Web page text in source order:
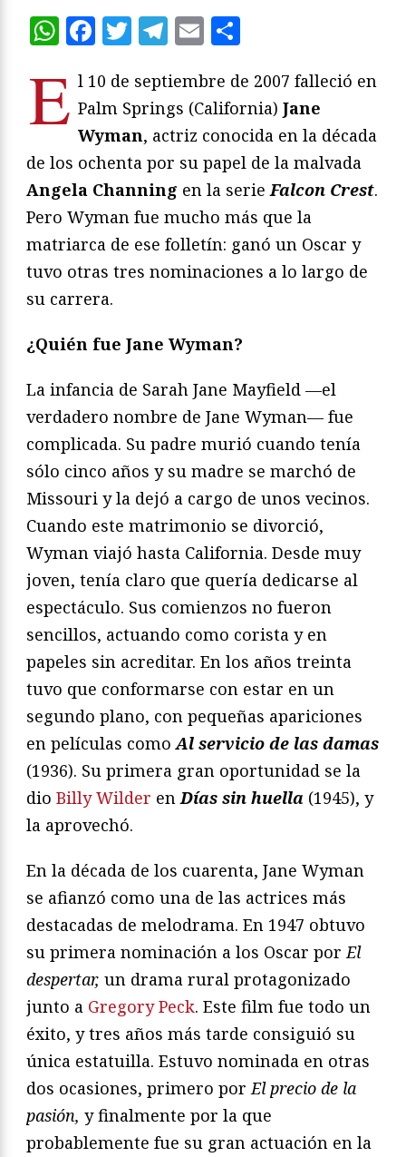
WhatsApp
Facebook
Twitter
Telegram
Email
E l 10 de septiembre de 2007 falleció en
Palm Springs (California) Jane
Wyman, actriz conocida en la década
de los ochenta por su papel de la malvada
Angela Channing en la serie Falcon Crest.
Pero Wyman fue mucho más que la
matriarca de ese folletín: ganó un Oscar y
tuvo otras tres nominaciones a lo largo de
su carrera.
¿Quién fue Jane Wyman?
La infancia de Sarah Jane Mayfield —el
verdadero nombre de Jane Wyman— fue
complicada. Su padre murió cuando tenía
sólo cinco años y su madre se marchó de
Missouri y la dejó a cargo de unos vecinos.
Cuando este matrimonio se divorció,
Wyman viajó hasta California. Desde muy
joven, tenía claro que quería dedicarse al
espectáculo. Sus comienzos no fueron
sencillos, actuando como corista y en
papeles sin acreditar. En los años treinta
tuvo que conformarse con estar en un
segundo plano, con pequeñas apariciones
en películas comoAl servicio de las damas
(1936). Su primera gran oportunidad se la
dio Billy Wilder en Días sin huella (1945), y
la aprovechó.
En la década de los cuarenta, Jane Wyman
se afianzó como una de las actrices más
destacadas de melodrama. En 1947 obtuvo
su primera nominación a los Oscar por El
despertar, un drama rural protagonizado
junto a Gregory Peck. Este film fue todo un
éxito, y tres años más tarde consiguió su
única estatuilla. Estuvo nominada en otras
dos ocasiones, primero por El precio de la
pasión, y finalmente por la que
probablemente fue su gran actuación en la